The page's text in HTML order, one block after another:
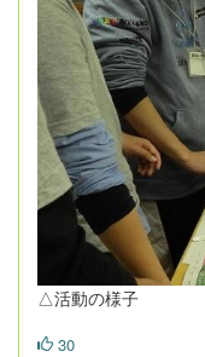
△活動の様子
30